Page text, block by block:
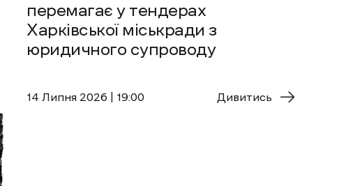
перемагає у тендерах
Харківської міськради з
юридичного супроводу
14 Липня 2026 | 19:00 Дивитись